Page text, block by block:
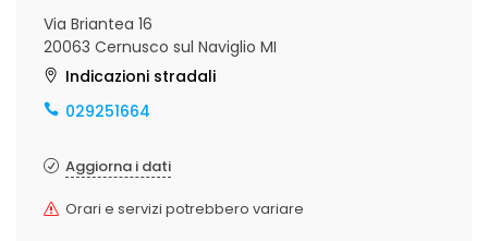
Via Briantea 16
20063 Cernusco sul Naviglio MI
Indicazioni stradali
029251664
Aggiorna i dati
Orari e servizi potrebbero variare